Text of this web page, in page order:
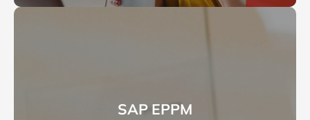
SAP EPPM